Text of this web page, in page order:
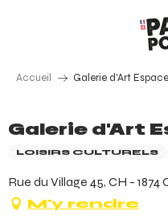
Accueil Galerie d'Art
Galerie d'Art
LOISIRS CULTURELS
Rue du Village 45, CH - 1874
M'y rendre